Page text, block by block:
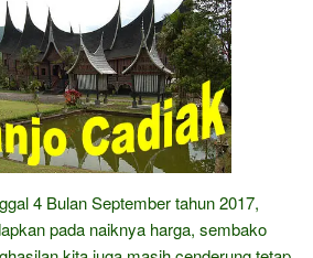
4 Bulan September tahun 2017,
pada naiknya harga, sembako